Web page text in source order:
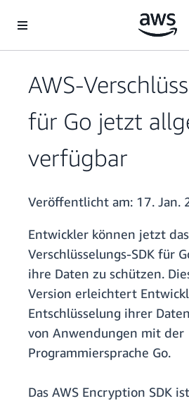
Überspringen zum Hauptinhalt
AWS-
für Go jetzt
verfügbar
Veröffentlicht am: 17. Jan.
Entwickler können jetzt
Verschlüsselungs-SDK für
ihre Daten zu schützen.
Version erleichtert
Entschlüsselung ihrer
von Anwendungen mit der
Programmiersprache Go.
Das AWS Encryption SDK